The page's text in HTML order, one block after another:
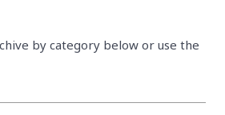
by category below or use the